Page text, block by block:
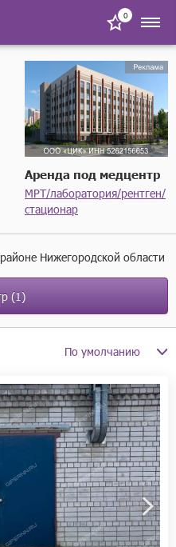
0
Аренда под медцентр
МРТ/лаборатория/рентген/
стационар
Нижегородской области
(1)